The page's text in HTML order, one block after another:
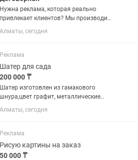
Нужна реклама, которая реально
привлекает клиентов? Мы производим
всё-от стильных визиток до
масштабных рекламных стендов и
оборудовании, гарантируем четкую...
Алматы, сегодня
Реклама
Шатер для сада
200 000 ₸
Шатер изготовлен из гамакового
шнура,цвет графит, металлические
кольца обработаны молотковой
краской от коррозии, прочный,
комфортный. В комплекте мягкая,
удобная...
Алматы, сегодня
Реклама
Рисую картины на заказ
50 000 ₸